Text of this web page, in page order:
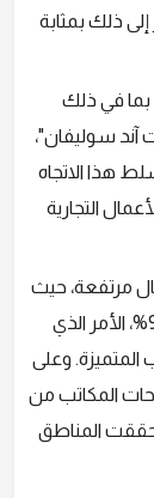
ينظر إلى ذلك بمثابة
شركة أجنبية، بما في ذلك
سوليفان"،
هذا الاتجاه
التجارية
مرتفعة، حيث
وصل المعدل للمساحات من الدرجة الأولى إلى 98%، الأمر الذي
المتميزة. وعلى
المكاتب من
حققت المناطق